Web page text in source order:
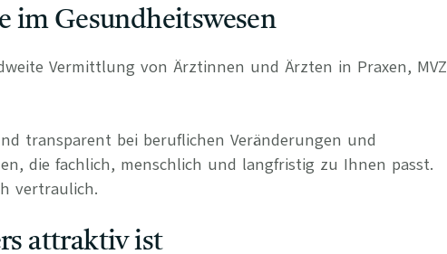
im Gesundheitswesen
Vermittlung von Ärztinnen und Ärzten in Praxen, MVZ
transparent bei beruflichen Veränderungen und
die fachlich, menschlich und langfristig zu Ihnen passt.
vertraulich.
attraktiv ist